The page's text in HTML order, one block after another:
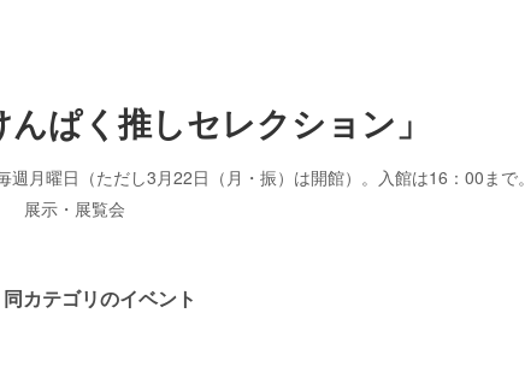
ぱく推しセレクション」
月曜日（ただし3月22日（月・振）は開館）。入館は16：00まで。
展示・展覧会
同カテゴリのイベント